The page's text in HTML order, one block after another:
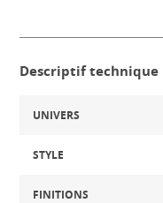
Descriptif technique
UNIVERS
STYLE
FINITIONS